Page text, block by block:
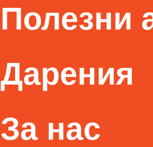
Полезни
Дарения
За нас